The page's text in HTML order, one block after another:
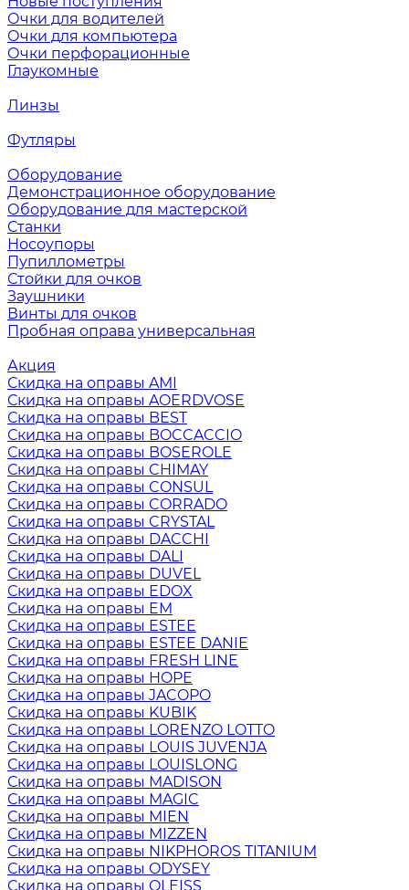
Очки для водителей
Очки для компьютера
Очки перфорационные
Глаукомные
Линзы
Футляры
Оборудование
Демонстрационное оборудование
Оборудование для мастерской
Станки
Носоупоры
Пупиллометры
Стойки для очков
Заушники
Винты для очков
Пробная оправа универсальная
Акция
Скидка на оправы AMI
Скидка на оправы AOERDVOSE
Скидка на оправы BEST
Скидка на оправы BOCCACCIO
Скидка на оправы BOSEROLE
Скидка на оправы CHIMAY
Скидка на оправы CONSUL
Скидка на оправы CORRADO
Скидка на оправы CRYSTAL
Скидка на оправы DACCHI
Скидка на оправы DALI
Скидка на оправы DUVEL
Скидка на оправы EDOX
Скидка на оправы EM
Скидка на оправы ESTEE
Скидка на оправы ESTEE DANIE
Скидка на оправы FRESH LINE
Скидка на оправы HOPE
Скидка на оправы JACOPO
Скидка на оправы KUBIK
Скидка на оправы LORENZO LOTTO
Скидка на оправы LOUIS JUVENJA
Скидка на оправы LOUISLONG
Скидка на оправы MADISON
Скидка на оправы MAGIC
Скидка на оправы MIEN
Скидка на оправы MIZZEN
Скидка на оправы NIKPHOROS TITANIUM
Скидка на оправы ODYSEY
Скидка на оправы OLEISS